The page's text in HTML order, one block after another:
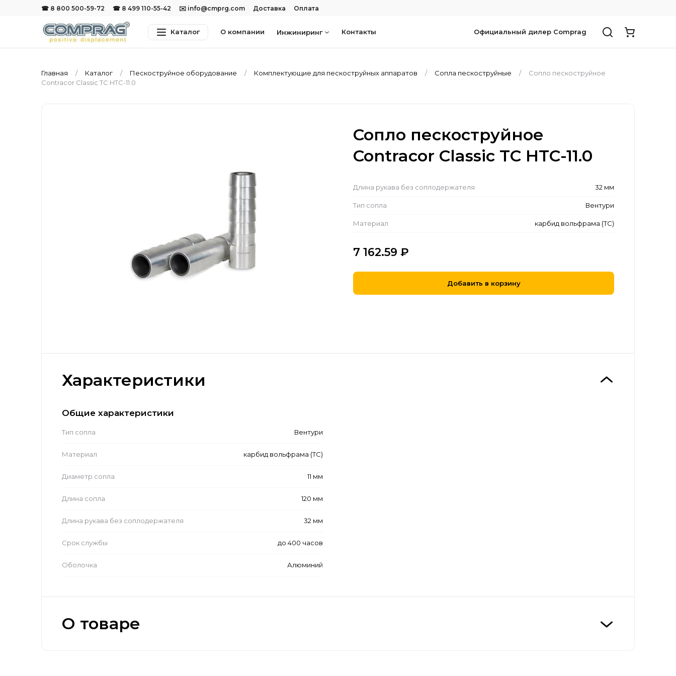
☎ 8 800 500-59-72 ☎ 8 499 110-55-42 ✉️ info@cmprg.com Доставка Оплата
Каталог О компании Инжиниринг Контакты Официальный дилер Comprag
Главная Каталог Пескоструйное оборудование Комплектующие для пескоструйных аппаратов Сопла пескоструйные
Сопло пескоструйное
Contracor Classic TC HTC-11.0
Сопло пескоструйное
Contracor Classic TC HTC-11.0
Длина рукава без соплодержателя 32 мм
Тип сопла Вентури
Материал карбид вольфрама (ТС)
7 162.59 ₽
Добавить в корзину
Характеристики
Общие характеристики
Тип сопла Вентури
Материал карбид вольфрама (ТС)
Диаметр сопла 11 мм
Длина сопла 120 мм
Длина рукава без соплодержателя 32 мм
Срок службы до 400 часов
Оболочка Алюминий
О товаре